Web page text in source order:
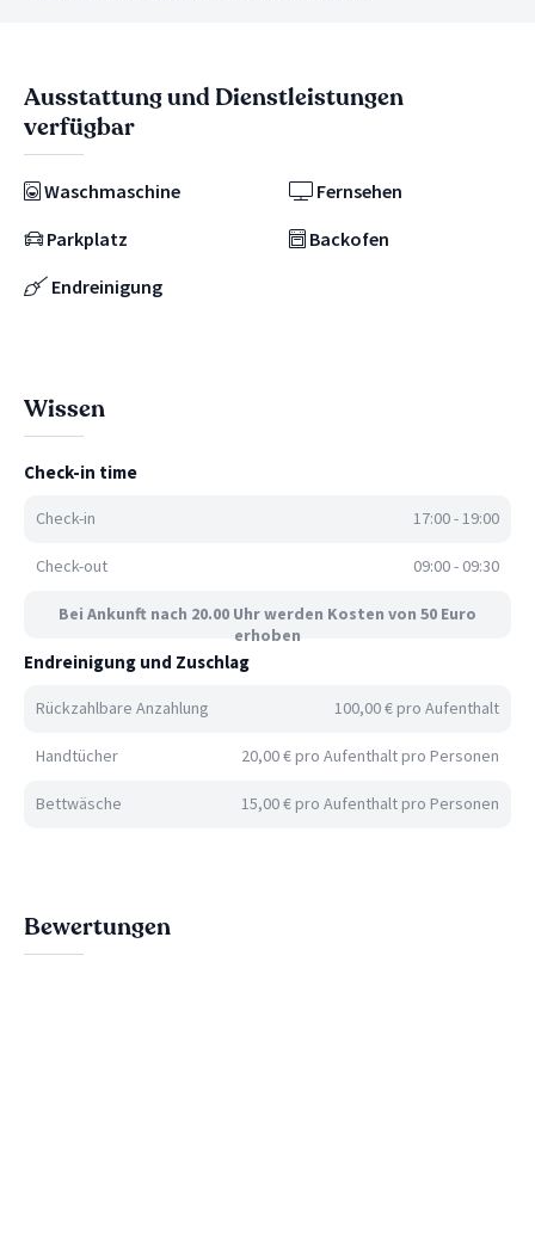
Ausstattung und Dienstleistungen
verfügbar
Waschmaschine
Fernsehen
Parkplatz
Backofen
Endreinigung
Wissen
Check-in time
Check-in 17:00 - 19:00
Check-out 09:00 - 09:30
Bei Ankunft nach 20.00 Uhr werden Kosten von 50 Euro
erhoben
Endreinigung und Zuschlag
Rückzahlbare Anzahlung 100,00 € pro Aufenthalt
Handtücher 20,00 € pro Aufenthalt pro Personen
Bettwäsche 15,00 € pro Aufenthalt pro Personen
Bewertungen